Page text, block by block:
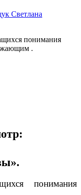
Светлана
понимания
.
понимания